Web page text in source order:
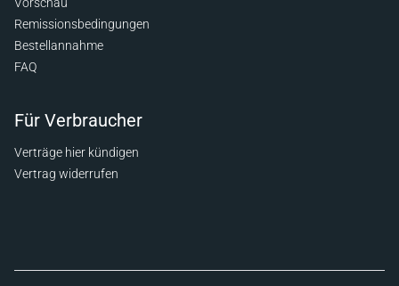
Remissionsbedingungen
Bestellannahme
FAQ
Für Verbraucher
Verträge hier kündigen
Vertrag widerrufen